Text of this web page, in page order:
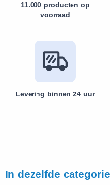
11.000 producten op
voorraad
Levering binnen 24 uur
In dezelfde categorie